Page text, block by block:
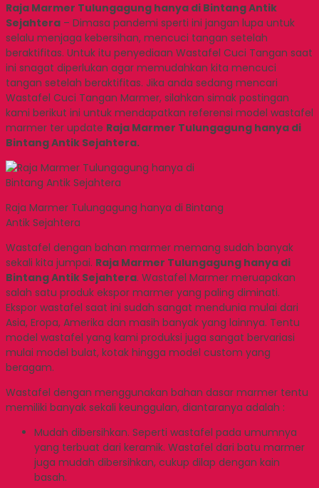
Raja Marmer Tulungagung hanya di Bintang Antik
Sejahtera – Dimasa pandemi sperti ini jangan lupa untuk
selalu menjaga kebersihan, mencuci tangan setelah
beraktifitas. Untuk itu penyediaan Wastafel Cuci Tangan saat
ini snagat diperlukan agar memudahkan kita mencuci
tangan setelah beraktifitas. Jika anda sedang mencari
Wastafel Cuci Tangan Marmer, silahkan simak postingan
kami berikut ini untuk mendapatkan referensi model wastafel
marmer ter update Raja Marmer Tulungagung hanya di
Bintang Antik Sejahtera.
Raja Marmer Tulungagung hanya di Bintang
Antik Sejahtera
Wastafel dengan bahan marmer memang sudah banyak
sekali kita jumpai. Raja Marmer Tulungagung hanya di
Bintang Antik Sejahtera. Wastafel Marmer meruapakan
salah satu produk ekspor marmer yang paling diminati.
Ekspor wastafel saat ini sudah sangat mendunia mulai dari
Asia, Eropa, Amerika dan masih banyak yang lainnya. Tentu
model wastafel yang kami produksi juga sangat bervariasi
mulai model bulat, kotak hingga model custom yang
beragam.
Wastafel dengan menggunakan bahan dasar marmer tentu
memiliki banyak sekali keunggulan, diantaranya adalah :
Mudah dibersihkan. Seperti wastafel pada umumnya
yang terbuat dari keramik. Wastafel dari batu marmer
juga mudah dibersihkan, cukup dilap dengan kain
basah.